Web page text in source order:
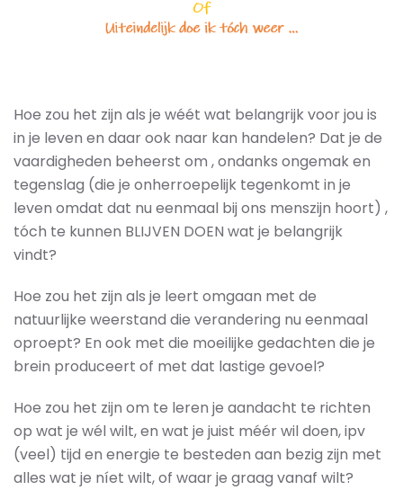
Hoe zou het zijn als je wéét wat belangrijk voor jou is
in je leven en daar ook naar kan handelen? Dat je de
vaardigheden beheerst om , ondanks ongemak en
tegenslag (die je onherroepelijk tegenkomt in je
leven omdat dat nu eenmaal bij ons menszijn hoort) ,
tóch te kunnen BLIJVEN DOEN wat je belangrijk
vindt?
Hoe zou het zijn als je leert omgaan met de
natuurlijke weerstand die verandering nu eenmaal
oproept? En ook met die moeilijke gedachten die je
brein produceert of met dat lastige gevoel?
Hoe zou het zijn om te leren je aandacht te richten
op wat je wél wilt, en wat je juist méér wil doen, ipv
(veel) tijd en energie te besteden aan bezig zijn met
alles wat je níet wilt, of waar je graag vanaf wilt?